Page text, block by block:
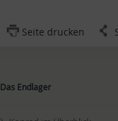
Seite drucken
Das Endlager